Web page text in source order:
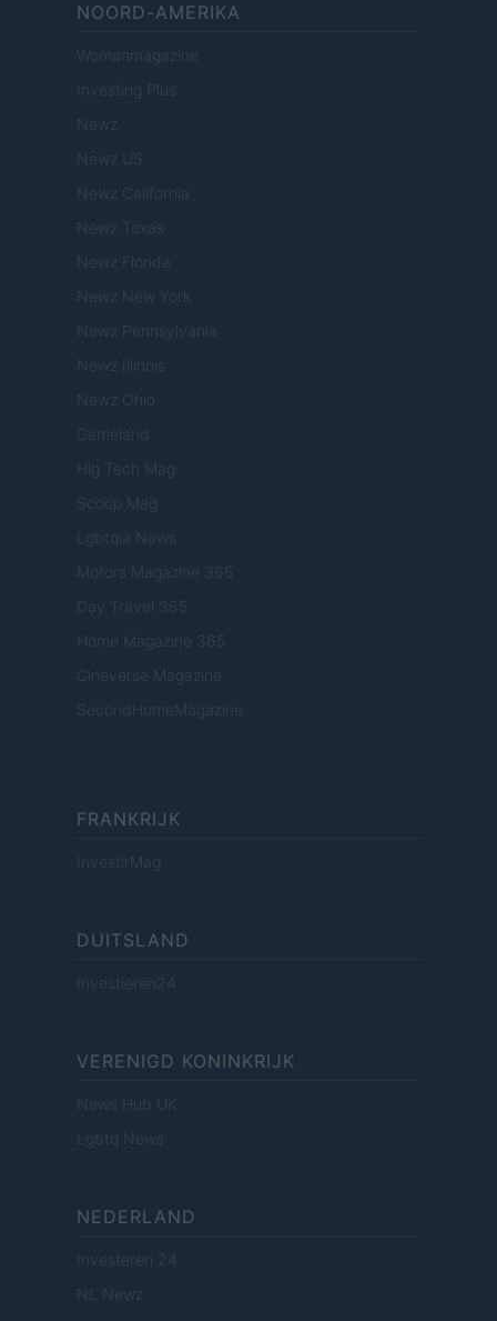
NOORD-AMERIKA
Womanmagazine
Investing Plus
Newz
Newz US
Newz California
Newz Texas
Newz Florida
Newz New York
Newz Pennsylvania
Newz Illinois
Newz Ohio
Gameland
Hig Tech Mag
Scoop Mag
Lgbtqia News
Motors Magazine 365
Day Travel 365
Home Magazine 365
Cineverse Magazine
SecondHomeMagazine
FRANKRIJK
InvestirMag
DUITSLAND
Investieren24
VERENIGD KONINKRIJK
News Hub UK
Lgbtq News
NEDERLAND
Investeren 24
NL Newz